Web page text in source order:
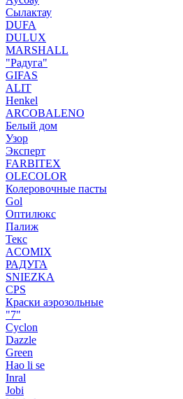
Сылактау
DUFA
DULUX
MARSHALL
"Радуга"
GIFAS
ALIT
Henkel
ARCOBALENO
Белый дом
Узор
Эксперт
FARBITEX
OLECOLOR
Колеровочные пасты
Gol
Оптилюкс
Палиж
Текс
ACOMIX
РАДУГА
SNIEZKA
CPS
Краски аэрозольные
"7"
Cyclon
Dazzle
Green
Hao li se
Inral
Jobi